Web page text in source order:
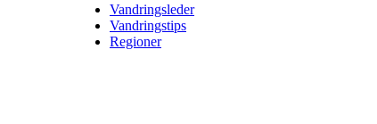
Vandringsleder
Vandringstips
Regioner